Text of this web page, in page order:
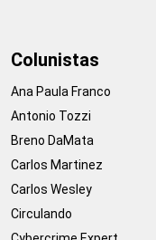
Colunistas
Ana Paula Franco
Antonio Tozzi
Breno DaMata
Carlos Martinez
Carlos Wesley
Circulando